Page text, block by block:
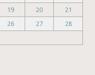
19 20
21
26 27
28